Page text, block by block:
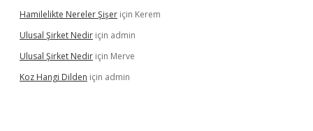
Hamilelikte Nereler Şişer için Kerem
Ulusal Şirket Nedir için admin
Ulusal Şirket Nedir için Merve
Koz Hangi Dilden için admin